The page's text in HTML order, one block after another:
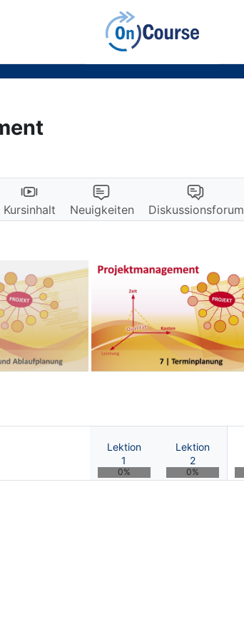
Kursinhalt Neuigkeiten Diskussionsforum
Lektion
1
0%
Lektion
2
0%
| OnCourse UB